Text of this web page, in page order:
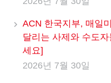
ACN 한국지부, 매일
달리는 사제와 수도자
세요]
2026년 7월 30일